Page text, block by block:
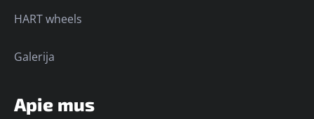
HART wheels
Galerija
Apie mus